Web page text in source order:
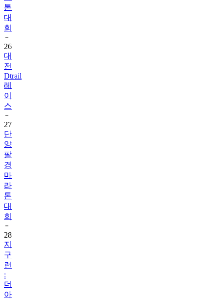
톤
대
회
26
대
전
Dtrail
레
이
스
27
단
양
팔
경
마
라
톤
대
회
28
지
구
런
:
더
아